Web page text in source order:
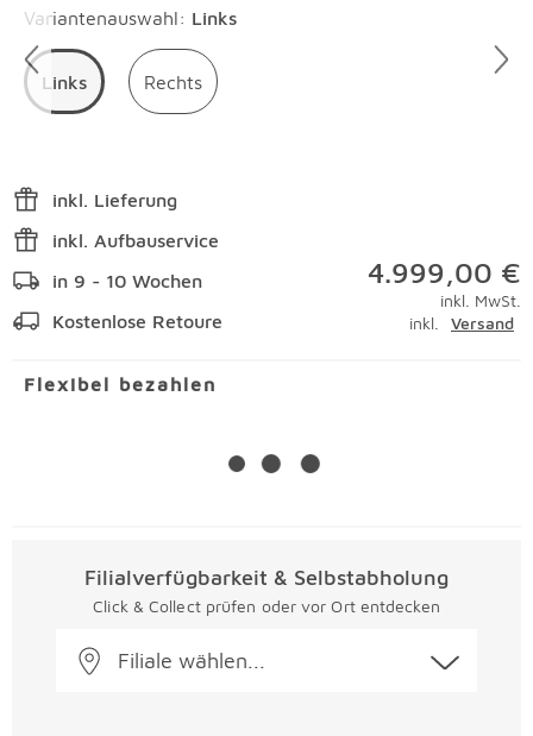
Variantenauswahl: Links
Links Rechts
inkl. Lieferung
inkl. Aufbauservice
in 9 - 10 Wochen
Kostenlose Retoure
4.999,00 €
inkl. MwSt.
inkl.
Versand
Flexibel bezahlen
Filialverfügbarkeit & Selbstabholung
Click & Collect prüfen oder vor Ort entdecken
Filiale wählen...